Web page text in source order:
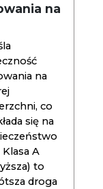
na
na
co
się na
Klasa A
to
droga